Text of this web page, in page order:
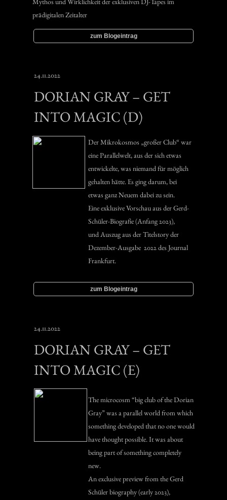
prädigitalen Zeitalter
zum Blogeintrag
24.11.2022
DORIAN GRAY – GET
INTO MAGIC (D)
Der Mikrokosmos „großer Club“ war
eine Parallelwelt, aus der sich etwas
entwickelte, was niemand für möglich
gehalten hätte. Es ging darum, bei
etwas ganz Neuem dabei zu sein.
Eine exklusive Vorschau aus der Gerd-
Schüler-Biografie (Anfang 2023),
und Auszug aus der Titelstory der
Dezember-Ausgabe 2022 des Journal
Frankfurt.
zum Blogeintrag
24.11.2022
DORIAN GRAY – GET
INTO MAGIC (E)
The microcosm “big club of the Dorian
Gray” was a parallel world from which
something developed that no one would
have thought possible. It was about
being part of something completely
new.
An exclusive preview from the Gerd
Schüler biography (early 2023),